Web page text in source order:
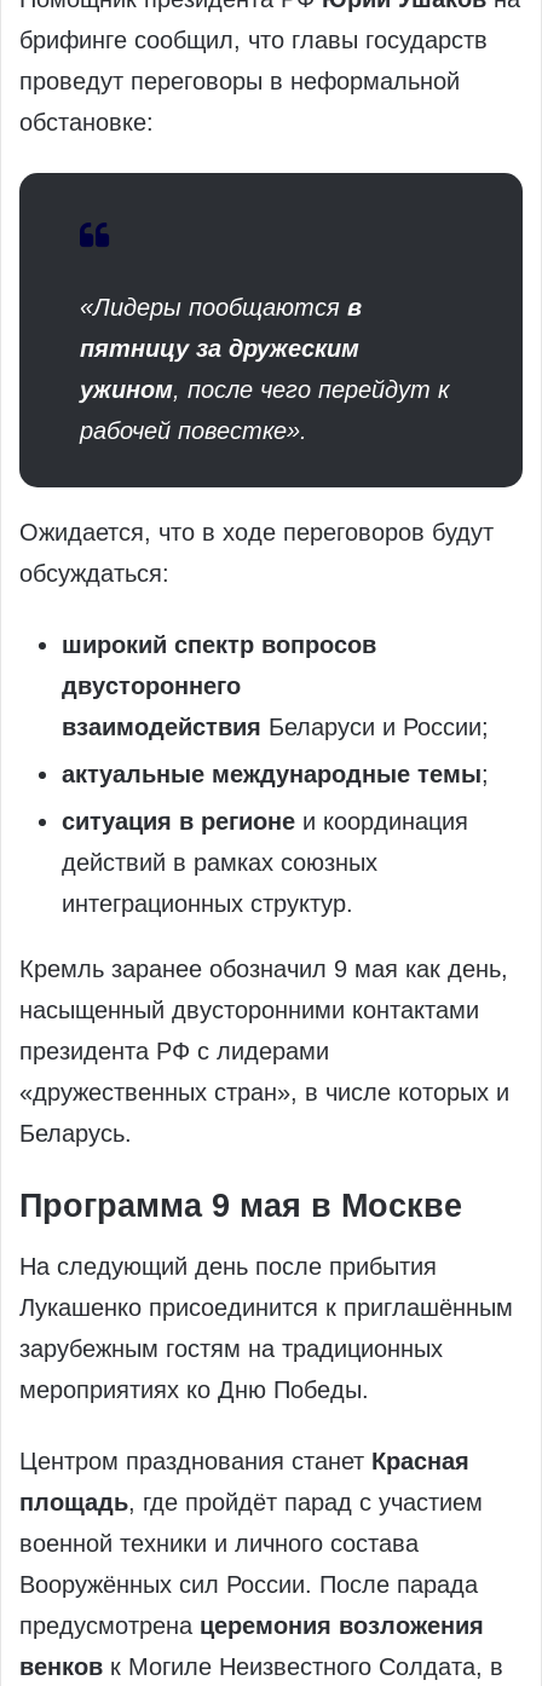
брифинге сообщил, что главы государств
проведут переговоры в неформальной
обстановке:
«Лидеры пообщаются в
пятницу за дружеским
ужином, после чего перейдут к
рабочей повестке».
Ожидается, что в ходе переговоров будут
обсуждаться:
широкий спектр вопросов
двустороннего
взаимодействия Беларуси и России;
актуальные международные темы;
ситуация в регионе и координация
действий в рамках союзных
интеграционных структур.
Кремль заранее обозначил 9 мая как день,
насыщенный двусторонними контактами
президента РФ с лидерами
«дружественных стран», в числе которых и
Беларусь.
Программа 9 мая в Москве
На следующий день после прибытия
Лукашенко присоединится к приглашённым
зарубежным гостям на традиционных
мероприятиях ко Дню Победы.
Центром празднования станет Красная
площадь, где пройдёт парад с участием
военной техники и личного состава
Вооружённых сил России. После парада
предусмотрена церемония возложения
венков к Могиле Неизвестного Солдата, в